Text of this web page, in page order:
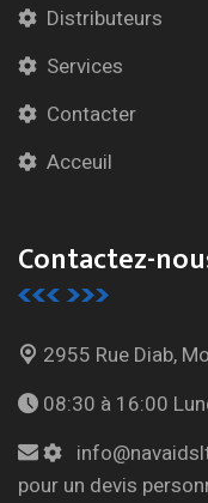
Distributeurs
Services
Contacter
Acceuil
Contactez-
2955 Rue Diab,
08:30 à 16:00
pour un devis